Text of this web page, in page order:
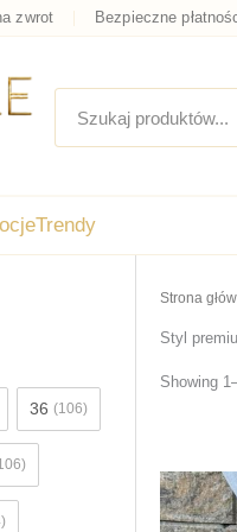
zwrot Bezpieczne
Trendy
36 (106)
Strona
Styl
Showing